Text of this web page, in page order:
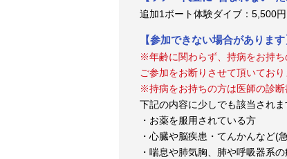
追加1ボート体験ダイブ：5,500
【参加できない場合があります
※年齢に関わらず、持病をお持
ご参加をお断りさせて頂いてお
※持病をお持ちの方は医師の診断
下記の内容に少しでも該当され
・お薬を服用されている方
・心臓や脳疾患・てんかんなど(
・喘息や肺気胸、肺や呼吸器系